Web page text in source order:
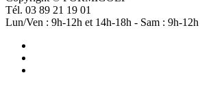
Tél. 03 89 21 19 01
Lun/Ven : 9h-12h et 14h-18h - Sam : 9h-12h